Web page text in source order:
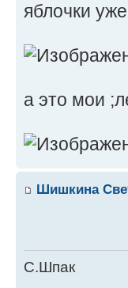
яблочки
а это мои
Шишкина
С.Шпак